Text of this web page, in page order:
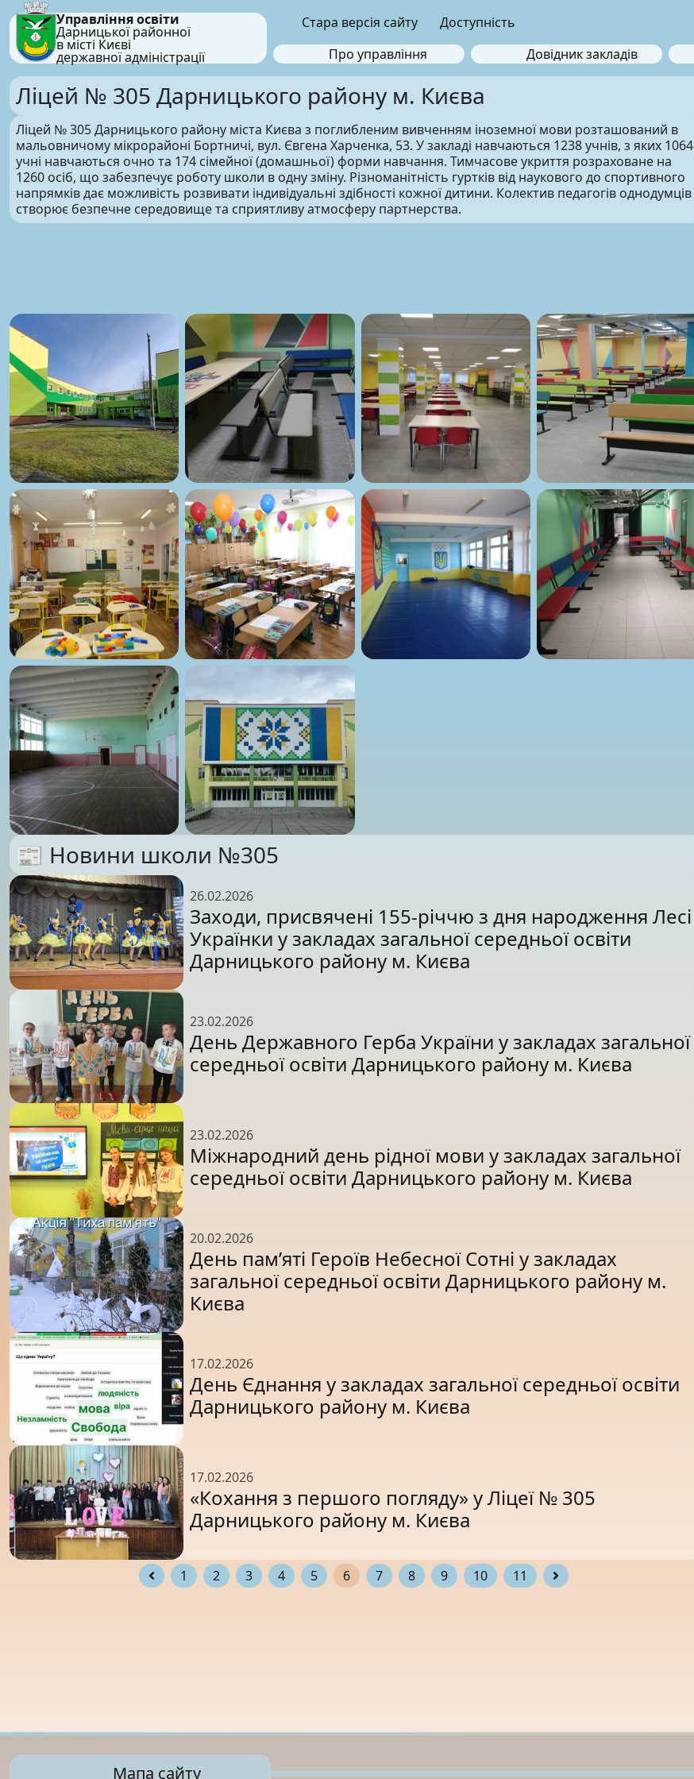
Управління освіти
Дарницької районної
в місті Києві
державної адміністрації
Стара версія сайту Доступність
Про управління
Довідник закладів
Ліцей № 305 Дарницького району м. Києва
Ліцей № 305 Дарницького району міста Києва з поглибленим вивченням іноземної мови розташований в
мальовничому мікрорайоні Бортничі, вул. Євгена Харченка, 53. У закладі навчаються 1238 учнів, з яких 1064
учні навчаються очно та 174 сімейної (домашньої) форми навчання. Тимчасове укриття розраховане на
1260 осіб, що забезпечує роботу школи в одну зміну. Різноманітність гуртків від наукового до спортивного
напрямків дає можливість розвивати індивідуальні здібності кожної дитини. Колектив педагогів однодумців
створює безпечне середовище та сприятливу атмосферу партнерства.
📰 Новини школи №305
26.02.2026
Заходи, присвячені 155-річчю з дня народження Лесі
Українки у закладах загальної середньої освіти
Дарницького району м. Києва
23.02.2026
День Державного Герба України у закладах загальної
середньої освіти Дарницького району м. Києва
23.02.2026
Міжнародний день рідної мови у закладах загальної
середньої освіти Дарницького району м. Києва
20.02.2026
День пам’яті Героїв Небесної Сотні у закладах
загальної середньої освіти Дарницького району м.
Києва
17.02.2026
День Єднання у закладах загальної середньої освіти
Дарницького району м. Києва
17.02.2026
«Кохання з першого погляду» у Ліцеї № 305
Дарницького району м. Києва
1 2 3 4 5 6 7 8 9 10 11
Мапа сайту